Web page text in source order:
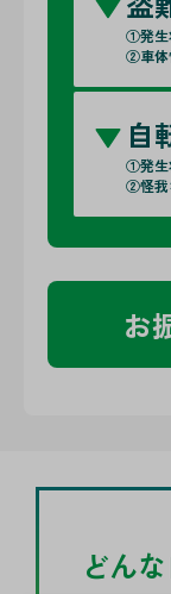
①発生
②車体
自
①発生
②怪我
お
どん